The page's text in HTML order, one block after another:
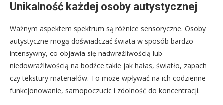
Unikalność każdej osoby autystycznej
Ważnym aspektem spektrum są różnice sensoryczne. Osoby
autystyczne mogą doświadczać świata w sposób bardzo
intensywny, co objawia się nadwrażliwością lub
niedowrażliwością na bodźce takie jak hałas, światło, zapach
czy tekstury materiałów. To może wpływać na ich codzienne
funkcjonowanie, samopoczucie i zdolność do koncentracji.